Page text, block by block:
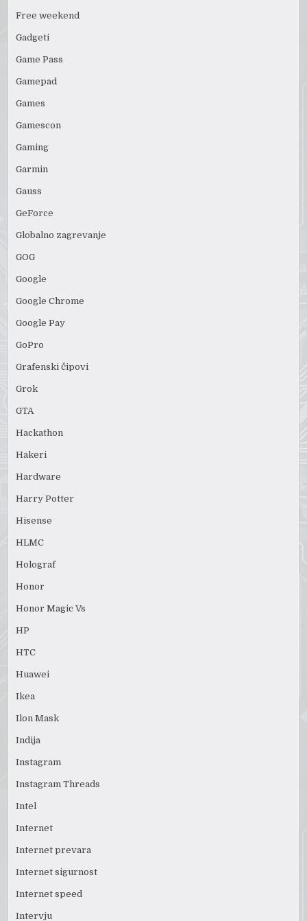
Free weekend
Gadgeti
Game Pass
Gamepad
Games
Gamescon
Gaming
Garmin
Gauss
GeForce
Globalno zagrevanje
GOG
Google
Google Chrome
Google Pay
GoPro
Grafenski čipovi
Grok
GTA
Hackathon
Hakeri
Hardware
Harry Potter
Hisense
HLMC
Holograf
Honor
Honor Magic Vs
HP
HTC
Huawei
Ikea
Ilon Mask
Indija
Instagram
Instagram Threads
Intel
Internet
Internet prevara
Internet sigurnost
Internet speed
Intervju